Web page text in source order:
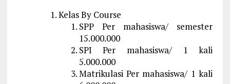
Kelas By Course
SPP Per mahasiswa/ semester
15.000.000
SPI Per mahasiswa/ 1 kali
5.000.000
Matrikulasi Per mahasiswa/ 1 kali